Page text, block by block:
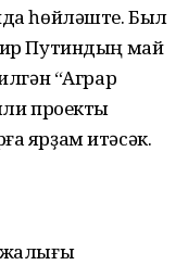
һөйләште. Был
Путиндың май
“Аграр
проекты
ярҙам итәсәк.